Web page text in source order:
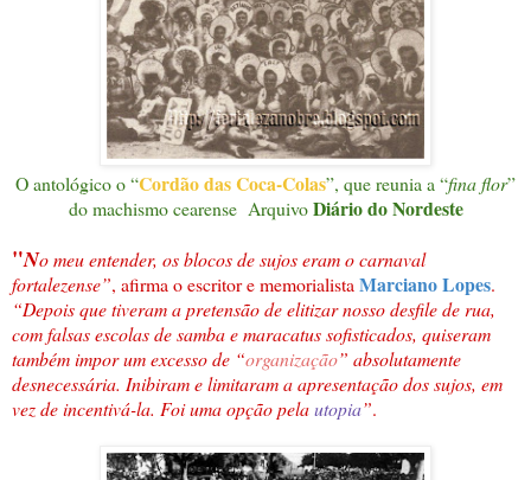
O antológico o “Cordão das Coca-Colas”, que reunia a “fina flor”
do machismo cearense ArquivoDiário do Nordeste
"No meu entender, os blocos de sujos eram o carnaval
fortalezense”, afirma o escritor e memorialista Marciano Lopes.
“Depois que tiveram a pretensão de elitizar nosso desfile de rua,
com falsas escolas de samba e maracatus sofisticados, quiseram
também impor um excesso de “organização” absolutamente
desnecessária. Inibiram e limitaram a apresentação dos sujos, em
vez de incentivá-la. Foi uma opção pelautopia”.